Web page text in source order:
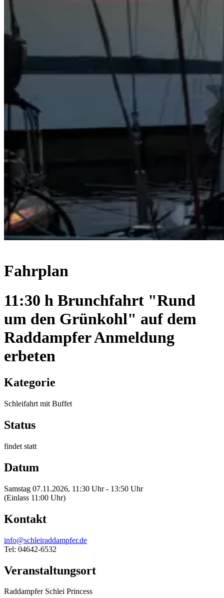
Fahrplan
11:30 h Brunchfahrt "Rund
um den Grünkohl" auf dem
Raddampfer Anmeldung
erbeten
Kategorie
Schleifahrt mit Buffet
Status
findet statt
Datum
Samstag 07.11.2026, 11:30 Uhr - 13:50 Uhr
(Einlass 11:00 Uhr)
Kontakt
info@schleiraddampfer.de
Tel: 04642-6532
Veranstaltungsort
Raddampfer Schlei Princess